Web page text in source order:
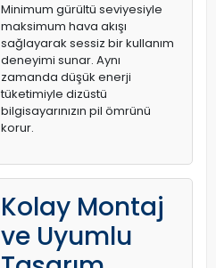
Minimum gürültü seviyesiyle
maksimum hava akışı
sağlayarak sessiz bir kullanım
deneyimi sunar. Aynı
zamanda düşük enerji
tüketimiyle dizüstü
bilgisayarınızın pil ömrünü
korur.
Kolay Montaj
ve Uyumlu